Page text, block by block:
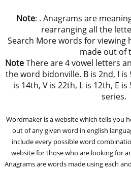
Note: . Anagrams are
rearranging all the
Search More words for viewing
made out of
NoteThere are 4 vowel letters
the word bidonville. B is 2nd, I is
is 14th, V is 22th, L is 12th, E
series.
Wordmaker is a website which tells you
out of any given word in english
include every possible word
website for those who are looking for
Anagrams are words made using each